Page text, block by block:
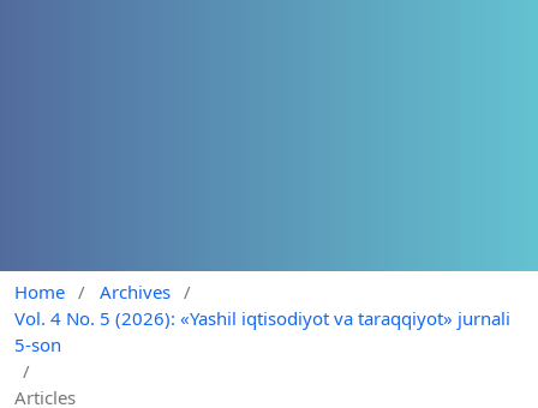
Home / Archives /
Vol. 4 No. 5 (2026): «Yashil iqtisodiyot va taraqqiyot» jurnali
5-son
/
Articles